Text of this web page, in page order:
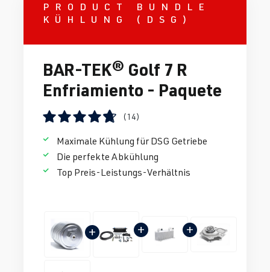
PRODUCT BUNDLE
KÜHLUNG (DSG)
BAR-TEK® Golf 7 R
Enfriamiento - Paquete
(14)
Maximale Kühlung für DSG Getriebe
Die perfekte Abkühlung
Top Preis-Leistungs-Verhältnis
+ + +